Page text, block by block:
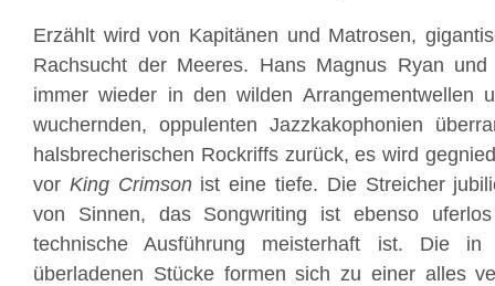
Erzählt wird von Kapitänen und Matrosen,
Rachsucht der Meeres. Hans Magnus Ryan
immer wieder in den wilden Arrangementwellen
wuchernden, oppulenten Jazzkakophonien
halsbrecherischen Rockriffs zurück, es wird
vor King Crimsonist eine tiefe. Die Streicher
von Sinnen, das Songwriting ist ebenso
technische Ausführung meisterhaft ist. Die
überladenen Stücke formen sich zu einer alles